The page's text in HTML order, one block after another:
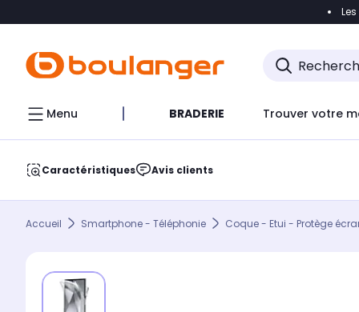
Accéder
Menu BRADERIE Trouver votre
Caractéristiques Avis clients
Accueil Smartphone - Téléphonie Coque - Etui - Protège